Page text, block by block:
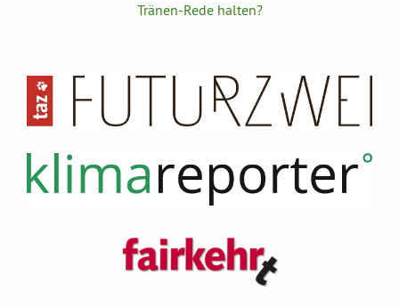
Tränen-Rede halten?